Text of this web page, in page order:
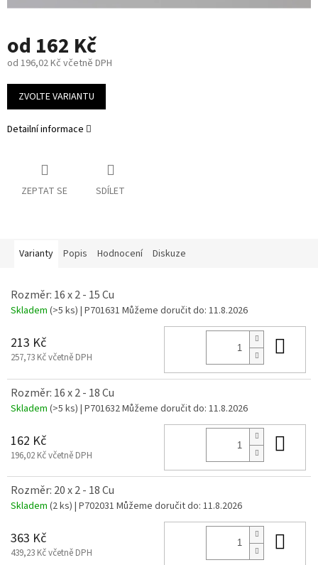
od 162 Kč
od 196,02 Kč včetně DPH
Měrná
cena:
ZVOLTE VARIANTU
Detailní informace
ZEPTAT SE SDÍLET
Varianty Popis Hodnocení Diskuze
Rozměr: 16 x 2 - 15 Cu
Skladem (>5 ks) | P701631 Můžeme doručit do: 11.8.2026
213 Kč
257,73 Kč včetně DPH
Rozměr: 16 x 2 - 18 Cu
Skladem (>5 ks) | P701632Můžeme doručit do: 11.8.2026
162 Kč
196,02 Kč včetně DPH
Rozměr: 20 x 2 - 18 Cu
Skladem (2 ks) | P702031 Můžeme doručit do: 11.8.2026
363 Kč
439,23 Kč včetně DPH